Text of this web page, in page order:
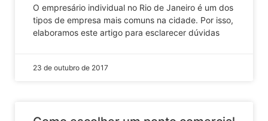
O empresário individual no Rio de Janeiro é um dos
tipos de empresa mais comuns na cidade. Por isso,
elaboramos este artigo para esclarecer dúvidas
23 de outubro de 2017